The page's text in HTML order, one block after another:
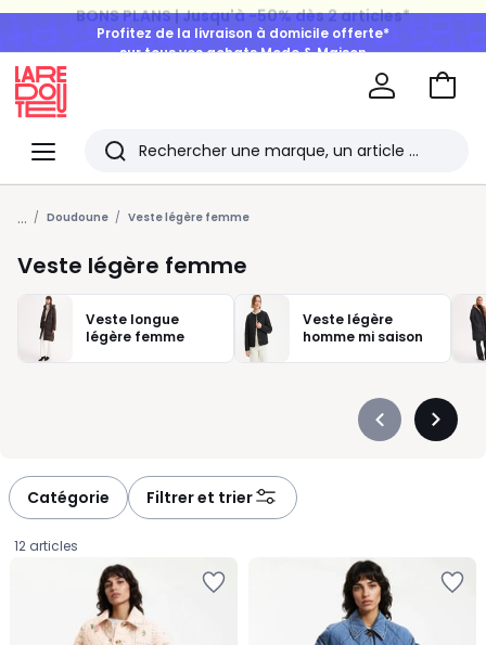
Profitez de la livraison à domicile offerte*
sur tous vos achats Mode & Maison
Menu
Redoute
Rechercher
Les
derniers
articles
consultés
Aller
... Doudoune Veste légère femme
Veste légère femme
Veste longue
légère femme
Veste légère
homme mi saison
Précédent
Catégorie Filtrer et trier
12 articles